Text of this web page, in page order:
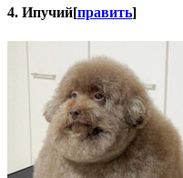
4. Ипучий[править]